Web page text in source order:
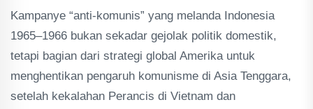
Kampanye “anti-komunis” yang melanda Indonesia
1965–1966 bukan sekadar gejolak politik domestik,
tetapi bagian dari strategi global Amerika untuk
menghentikan pengaruh komunisme di Asia Tenggara,
setelah kekalahan Perancis di Vietnam dan